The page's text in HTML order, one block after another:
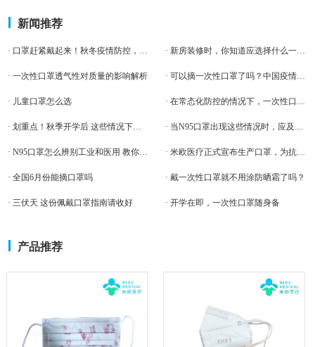
新闻推荐
· 口罩赶紧戴起来！秋冬疫情防控，从做“蒙面侠”开始 · 新房装修时，你知道应选择什么一次性口罩？
· 一次性口罩透气性对质量的影响解析 · 可以摘一次性口罩了吗？中国疫情会不会2次爆发
· 儿童口罩怎么选 · 在常态化防控的情况下，一次性口罩仍是老百姓标配
· 划重点！秋季开学后 这些情况下学生可以摘口罩了！ · 当N95口罩出现这些情况时，应及时更换
· N95口罩怎么辨别工业和医用 教你识别方法 · 米欧医疗正式宣布生产口罩，为抗疫助力
· 全国6月份能摘口罩吗 · 戴一次性口罩就不用涂防晒霜了吗？
· 三伏天 这份佩戴口罩指南请收好 · 开学在即，一次性口罩随身备
产品推荐